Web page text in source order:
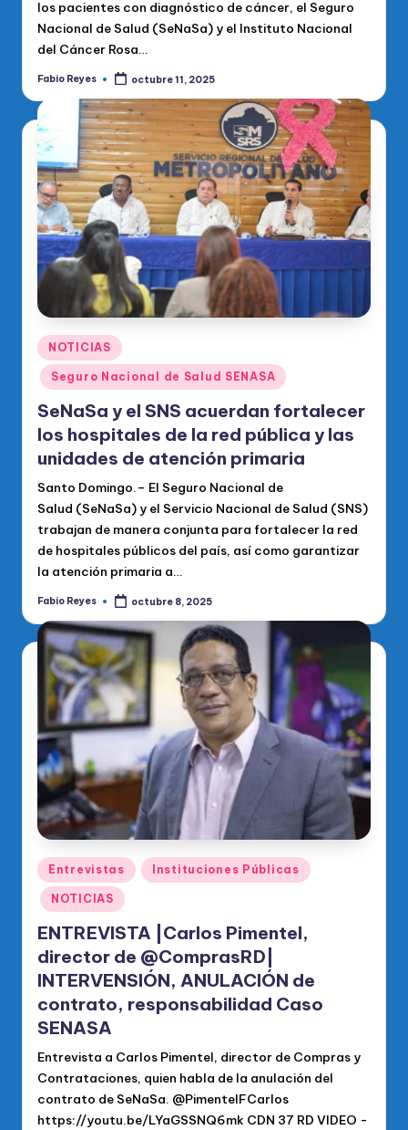
los pacientes con diagnóstico de cáncer, el Seguro
Nacional de Salud (SeNaSa) y el Instituto Nacional
del Cáncer Rosa…
Publicado
Fabio Reyes octubre 11, 2025
Publicado
en
NOTICIAS
Seguro Nacional de Salud SENASA
SeNaSa y el SNS acuerdan fortalecer
los hospitales de la red pública y las
unidades de atención primaria
Santo Domingo.– El Seguro Nacional de
Salud (SeNaSa) y el Servicio Nacional de Salud (SNS)
trabajan de manera conjunta para fortalecer la red
de hospitales públicos del país, así como garantizar
la atención primaria a…
Publicado
Fabio Reyes octubre 8, 2025
Publicado
en
Entrevistas Instituciones Públicas
NOTICIAS
ENTREVISTA |Carlos Pimentel,
director de @ComprasRD|
INTERVENSIÓN, ANULACIÓN de
contrato, responsabilidad Caso
SENASA
Entrevista a Carlos Pimentel, director de Compras y
Contrataciones, quien habla de la anulación del
contrato de SeNaSa. @PimentelFCarlos
https://youtu.be/LYaGSSNQ6mk CDN 37 RD VIDEO -